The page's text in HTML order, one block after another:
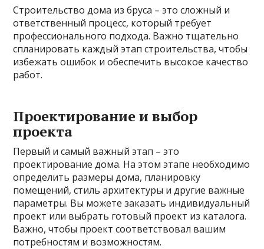
Строительство дома из бруса – это сложный и
ответственный процесс, который требует
профессионального подхода. Важно тщательно
спланировать каждый этап строительства, чтобы
избежать ошибок и обеспечить высокое качество
работ.
Проектирование и выбор
проекта
Первый и самый важный этап – это
проектирование дома. На этом этапе необходимо
определить размеры дома, планировку
помещений, стиль архитектуры и другие важные
параметры. Вы можете заказать индивидуальный
проект или выбрать готовый проект из каталога.
Важно, чтобы проект соответствовал вашим
потребностям и возможностям.